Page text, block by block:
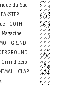
du Sud
GOTH
Magazine
GRIND
Grrrnd Zero
CLAP